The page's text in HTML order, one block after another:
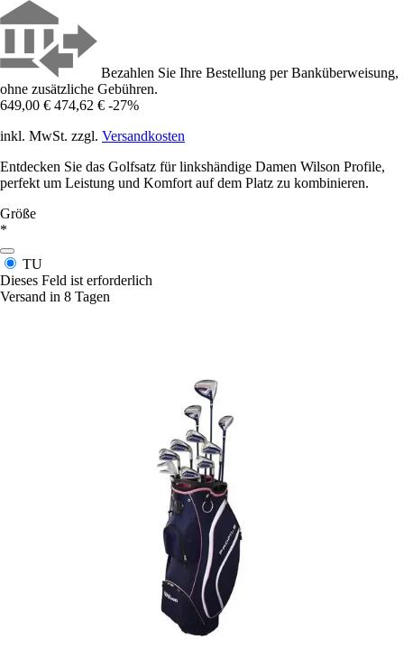
Bezahlen Sie Ihre Bestellung per Banküberweisung,
ohne zusätzliche Gebühren.
649,00 € 474,62 € -27%
inkl. MwSt. zzgl. Versandkosten
Entdecken Sie das Golfsatz für linkshändige Damen Wilson Profile,
perfekt um Leistung und Komfort auf dem Platz zu kombinieren.
Größe
*
TU
Dieses Feld ist erforderlich
Versand in 8 Tagen